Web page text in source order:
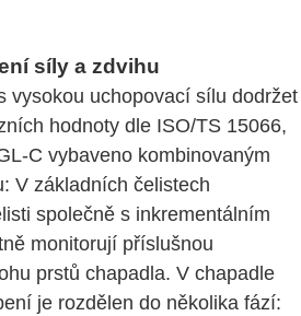
síly a zdvihu
vysokou uchopovací sílu dodržet
hodnoty dle ISO/TS 15066,
C vybaveno kombinovaným
V základních čelistech
společně s inkrementálním
monitorují příslušnou
prstů chapadla. V chapadle
je rozdělen do několika fází: